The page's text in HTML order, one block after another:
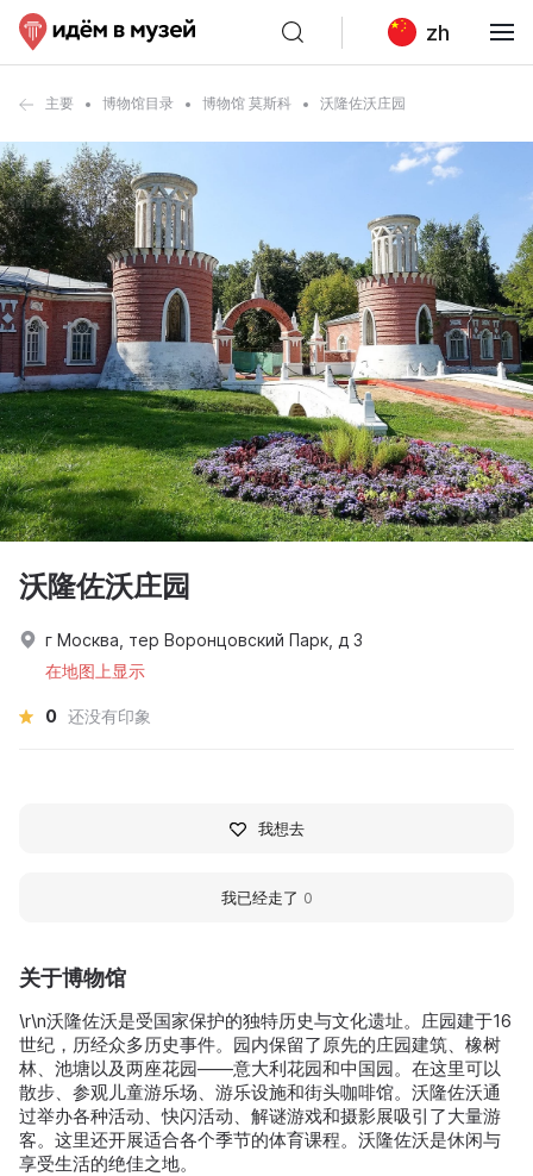
zh
主要 博物馆目录 博物馆 莫斯科 沃隆佐沃庄园
关于博物馆
\r\n沃隆佐沃是受国家保护的独特历史与文化遗址。庄园建于16
世纪，历经众多历史事件。园内保留了原先的庄园建筑、橡树
林、池塘以及两座花园——意大利花园和中国园。在这里可以
散步、参观儿童游乐场、游乐设施和街头咖啡馆。沃隆佐沃通
过举办各种活动、快闪活动、解谜游戏和摄影展吸引了大量游
客。这里还开展适合各个季节的体育课程。沃隆佐沃是休闲与
享受生活的绝佳之地。
沃隆佐沃庄园
г Москва, тер Воронцовский Парк, д 3
在地图上显示
0 还没有印象
我想去
我已经走了 0